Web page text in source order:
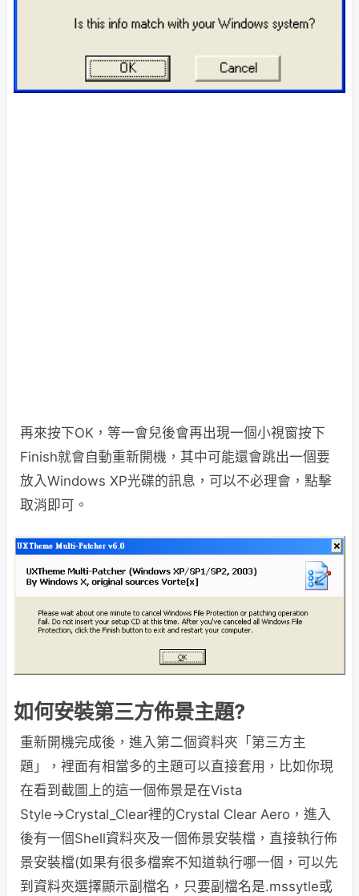
再來按下OK，等一會兒後會再出現一個小視窗按下
Finish就會自動重新開機，其中可能還會跳出一個要
放入Windows XP光碟的訊息，可以不必理會，點擊
取消即可。
如何安裝第三方佈景主題?
重新開機完成後，進入第二個資料夾「第三方主
題」，裡面有相當多的主題可以直接套用，比如你現
在看到截圖上的這一個佈景是在Vista
Style→Crystal_Clear裡的Crystal Clear Aero，進入
後有一個Shell資料夾及一個佈景安裝檔，直接執行佈
景安裝檔(如果有很多檔案不知道執行哪一個，可以先
到資料夾選擇顯示副檔名，只要副檔名是.mssytle或